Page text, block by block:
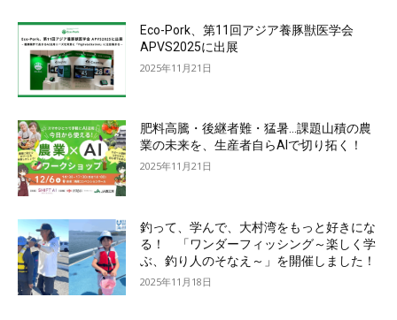
Eco-Pork、第11回アジア養豚獣医学会
APVS2025に出展
2025年11月21日
肥料高騰・後継者難・猛暑…課題山積の農
業の未来を、生産者自らAIで切り拓く！
2025年11月21日
釣って、学んで、大村湾をもっと好きにな
る！ 「ワンダーフィッシング～楽しく学
ぶ、釣り人のそなえ～」を開催しました！
2025年11月18日